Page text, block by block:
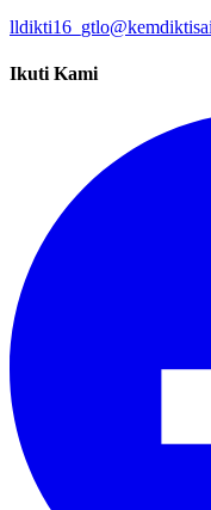
Ikuti Kami